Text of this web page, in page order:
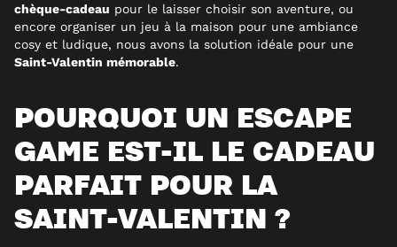
chèque-cadeau pour le laisser choisir son aventure, ou
encore organiser un jeu à la maison pour une ambiance
cosy et ludique, nous avons la solution idéale pour une
Saint-Valentin mémorable.
POURQUOI UN ESCAPE
GAME EST-IL LE CADEAU
PARFAIT POUR LA
SAINT-VALENTIN ?